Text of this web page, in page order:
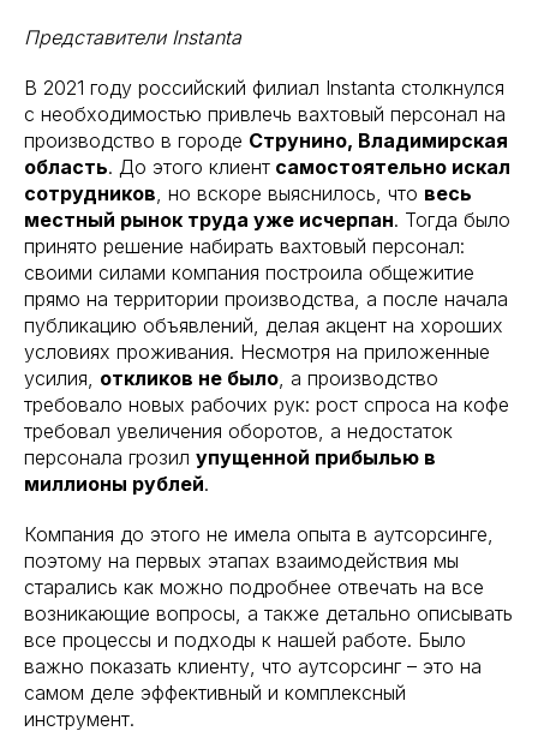
Представители Instanta
В 2021 году российский филиал Instanta столкнулся
с необходимостью привлечь вахтовый персонал на
производство в городе Струнино, Владимирская
область. До этого клиент самостоятельно искал
сотрудников , но вскоре выяснилось, что весь
местный рынок труда уже исчерпан. Тогда было
принято решение набирать вахтовый персонал:
своими силами компания построила общежитие
прямо на территории производства, а после начала
публикацию объявлений, делая акцент на хороших
условиях проживания. Несмотря на приложенные
усилия, откликов не было , а производство
требовало новых рабочих рук: рост спроса на кофе
требовал увеличения оборотов, а недостаток
персонала грозил упущенной прибылью в
миллионы рублей.
Компания до этого не имела опыта в аутсорсинге,
поэтому на первых этапах взаимодействия мы
старались как можно подробнее отвечать на все
возникающие вопросы, а также детально описывать
все процессы и подходы к нашей работе. Было
важно показать клиенту, что аутсорсинг – это на
самом деле эффективный и комплексный
инструмент.